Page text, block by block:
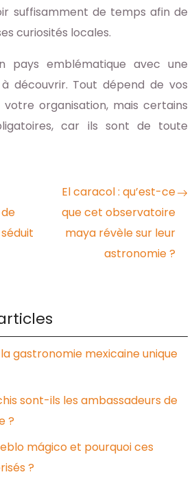
suffisamment de temps afin de
curiosités locales.
pays emblématique avec une
découvrir. Tout dépend de vos
organisation, mais certains
car ils sont de toute
El caracol : qu’est-ce
que cet observatoire
maya révèle sur leur
astronomie ?
gastronomie mexicaine unique
sont-ils les ambassadeurs de
?
mágico et pourquoi ces
?